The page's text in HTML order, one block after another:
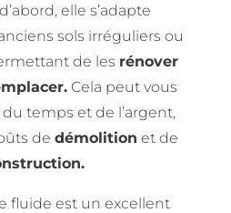
elle s’adapte
sols irréguliers ou
de les rénover
Cela peut vous
temps et de l’argent,
dedémolition et de
fluide est un excellent